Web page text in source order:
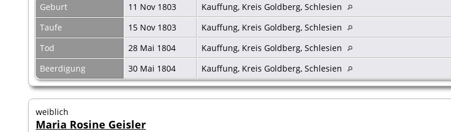
Geburt 11 Nov 1803
Kauffung, Kreis Goldberg, Schlesien
Taufe
15 Nov 1803
Kauffung, Kreis Goldberg, Schlesien
Tod
28 Mai 1804
Kauffung, Kreis Goldberg, Schlesien
Beerdigung
30 Mai 1804 Kauffung, Kreis Goldberg, Schlesien
weiblich
Maria Rosine Geisler